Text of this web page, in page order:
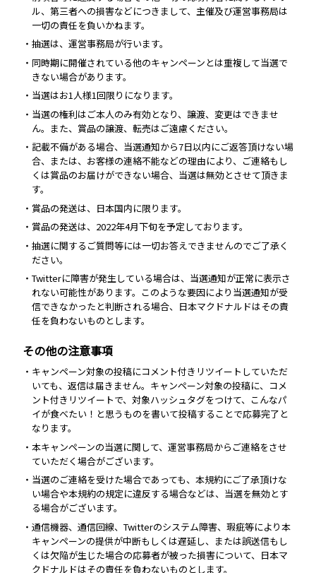
ル、第三者への損害などにつきまして、主催及び運営事務局は
一切の責任を負いかねます。
・抽選は、運営事務局が行います。
・同時期に開催されている他のキャンペーンとは重複して当選で
きない場合があります。
・当選はお1人様1回限りになります。
・当選の権利はご本人のみ有効となり、譲渡、変更はできませ
ん。また、賞品の譲渡、転売はご遠慮ください。
・記載不備がある場合、当選通知から7日以内にご返答頂けない場
合、または、お客様の連絡不能などの理由により、ご連絡もし
くは賞品のお届けができない場合、当選は無効とさせて頂きま
す。
・賞品の発送は、日本国内に限ります。
・賞品の発送は、2022年4月下旬を予定しております。
・抽選に関するご質問等には一切お答えできませんのでご了承く
ださい。
・Twitterに障害が発生している場合は、当選通知が正常に表示さ
れない可能性があります。このような要因により当選通知が受
信できなかったと判断される場合、日本マクドナルドはその責
任を負わないものとします。
その他の注意事項
・キャンペーン対象の投稿にコメント付きリツイートしていただ
いても、返信は届きません。キャンペーン対象の投稿に、コメ
ント付きリツイートで、対象ハッシュタグをつけて、こんなパ
イが食べたい！と思うものを書いて投稿することで応募完了と
なります。
・本キャンペーンの当選に関して、運営事務局からご連絡をさせ
ていただく場合がございます。
・当選のご連絡を受けた場合であっても、本規約にご了承頂けな
い場合や本規約の規定に違反する場合などは、当選を無効とす
る場合がございます。
・通信機器、通信回線、Twitterのシステム障害、瑕疵等により本
キャンペーンの提供が中断もしくは遅延し、または誤送信もし
くは欠陥が生じた場合の応募者が被った損害について、日本マ
クドナルドはその責任を負わないものとします。